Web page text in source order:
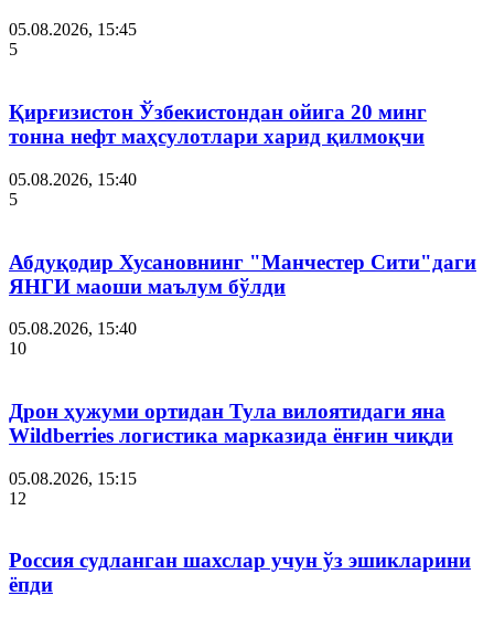
05.08.2026, 15:45
5
Қирғизистон Ўзбекистондан ойига 20 минг
тонна нефт маҳсулотлари харид қилмоқчи
05.08.2026, 15:40
5
Абдуқодир Хусановнинг "Манчестер Сити"даги
ЯНГИ маоши маълум бўлди
05.08.2026, 15:40
10
Дрон ҳужуми ортидан Тула вилоятидаги яна
Wildberries логистика марказида ёнғин чиқди
05.08.2026, 15:15
12
Россия судланган шахслар учун ўз эшикларини
ёпди